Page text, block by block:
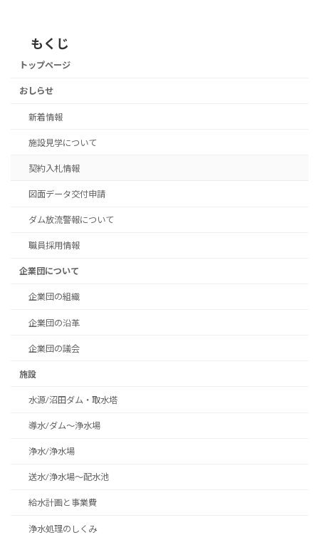
もくじ
トップページ
おしらせ
新着情報
施設見学について
契約入札情報
図面データ交付申請
ダム放流警報について
職員採用情報
企業団について
企業団の組織
企業団の沿革
企業団の議会
施設
水源/沼田ダム・取水塔
導水/ダム～浄水場
浄水/浄水場
送水/浄水場～配水池
給水計画と事業費
浄水処理のしくみ